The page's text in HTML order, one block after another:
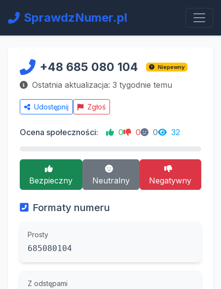
SprawdzNumer.pl
+48 685 080 104 Niepewny
Ostatnia aktualizacja: 3 tygodnie temu
Udostępnij Zgłoś
Ocena społeczności: 0 0 0 32
Bezpieczny Neutralny Negatywny
Formaty numeru
Prosty
685080104
Z odstępami